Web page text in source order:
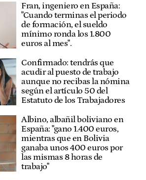
Fran, ingeniero en España:
"Cuando terminas el periodo
de formación, el sueldo
mínimo ronda los 1.800
euros al mes".
Confirmado: tendrás que
acudir al puesto de trabajo
aunque no recibas la nómina
según el artículo 50 del
Estatuto de los Trabajadores
Albino, albañil boliviano en
España: "gano 1.400 euros,
mientras que en Bolivia
ganaba unos 400 euros por
las mismas 8 horas de
trabajo"